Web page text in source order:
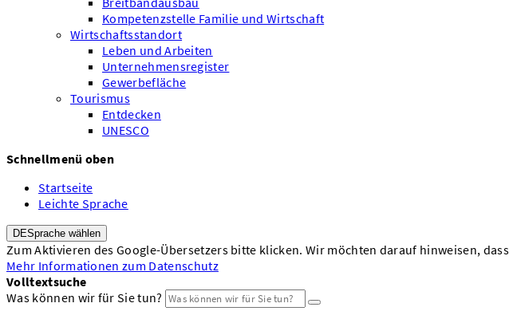
Kompetenzstelle Familie und Wirtschaft
Wirtschaftsstandort
Leben und Arbeiten
Unternehmensregister
Gewerbefläche
Tourismus
Entdecken
UNESCO
Schnellmenü oben
Startseite
Leichte Sprache
DE Sprache wählen
Zum Aktivieren des Google-Übersetzers bitte klicken. Wir möchten darauf hinweisen,
Mehr Informationen zum Datenschutz
Volltextsuche
Was können wir für Sie tun?